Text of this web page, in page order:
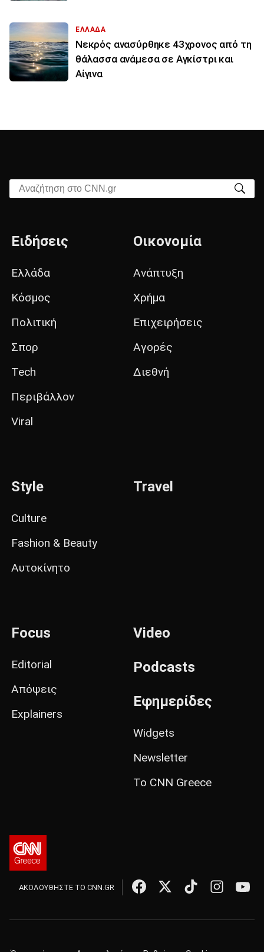
ΕΛΛΑΔΑ
Νεκρός ανασύρθηκε 43χρονος από τη
θάλασσα ανάμεσα σε Αγκίστρι και
Αίγινα
Αναζήτηση στο CNN.gr
Ειδήσεις
Ελλάδα
Κόσμος
Πολιτική
Σπορ
Tech
Περιβάλλον
Viral
Οικονομία
Ανάπτυξη
Χρήμα
Επιχειρήσεις
Αγορές
Διεθνή
Style
Culture
Fashion & Beauty
Αυτοκίνητο
Travel
Focus
Editorial
Απόψεις
Explainers
Video
Podcasts
Εφημερίδες
Widgets
Newsletter
Το CNN Greece
ΑΚΟΛΟΥΘΗΣΤΕ ΤΟ CNN.GR